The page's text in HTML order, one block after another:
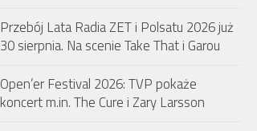
Przebój Lata Radia ZET i Polsatu 2026 już
30 sierpnia. Na scenie Take That i Garou
Open’er Festival 2026: TVP pokaże
koncert m.in. The Cure i Zary Larsson